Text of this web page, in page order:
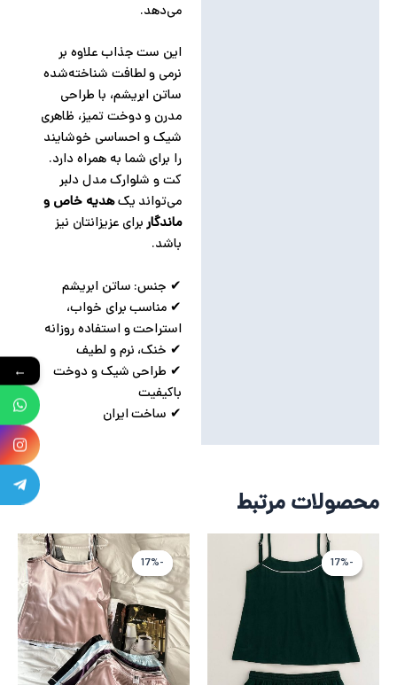
می‌دهد.
این ست جذاب علاوه بر
نرمی و لطافت شناخته‌شده
ساتن ابریشم، با طراحی
مدرن و دوخت تمیز، ظاهری
شیک و احساسی خوشایند
را برای شما به همراه دارد.
کت و شلوارک مدل دلبر
می‌تواند یکهدیه خاص و
ماندگاربرای عزیزانتان نیز
باشد.
✔ جنس: ساتن ابریشم
✔ مناسب برای خواب،
استراحت و استفاده روزانه
✔ خنک، نرم و لطیف
✔ طراحی شیک و دوخت
باکیفیت
✔ ساخت ایران
محصولات مرتبط
-17%-17%
2,555,520 تومان
بود.
2,129,600 تومان
است.
-17%-17%
قیمت
اصلی
بود.
قیمت
فعلی
است.
←